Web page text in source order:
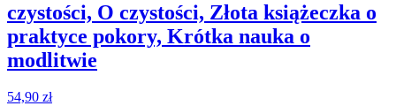
czystości, O czystości, Złota książeczka o
praktyce pokory, Krótka nauka o
modlitwie
54,90 zł